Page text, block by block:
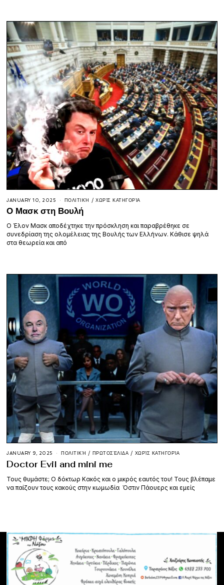
JANUARY 10, 2025 ΠΟΛΙΤΙΚΉ / ΧΩΡΊΣ ΚΑΤΗΓΟΡΊΑ
Ο Μασκ στη Βουλή
O Έλον Μασκ αποδέχτηκε την πρόσκληση και παραβρέθηκε σε
συνεδρίαση της ολομέλειας της Βουλής των Ελλήνων. Κάθισε ψηλά
στα θεωρεία και από
JANUARY 9, 2025 ΠΟΛΙΤΙΚΉ / ΠΡΩΤΟΣΈΛΙΔΑ / ΧΩΡΊΣ ΚΑΤΗΓΟΡΊΑ
Doctor Evil and mini me
Τους θυμάστε; Ο δόκτωρ Κακός και ο μικρός εαυτός του! Τους βλέπαμε
να παίζουν τους κακούς στην κωμωδία Όστιν Πάουερς και εμείς